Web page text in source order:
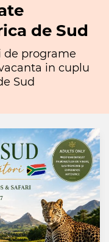
de Sud
de programe
in cuplu
Sud